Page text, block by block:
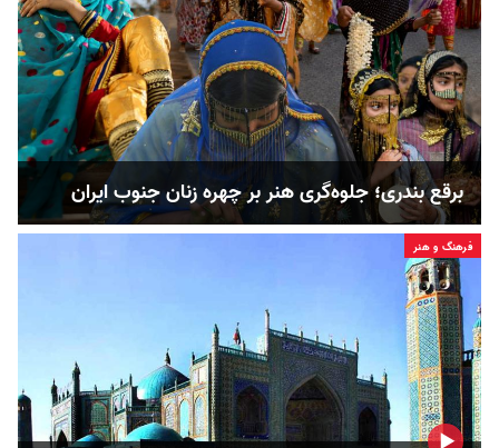
برقع بندری؛ جلوه‌گری هنر بر چهره زنان جنوب ایران
فرهنگ و هنر